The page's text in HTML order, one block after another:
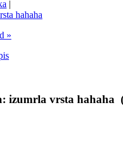
|
hahaha
»
izumrla vrsta hahaha